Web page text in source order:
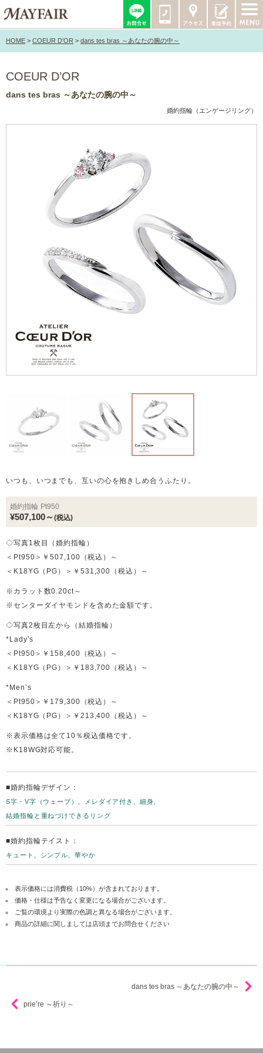
HOME > COEUR D’OR > dans tes bras ～あなたの腕の中～
COEUR D’OR
dans tes bras ～あなたの腕の中～
婚約指輪（エンゲージリング）
いつも、いつまでも、互いの心を抱きしめ合うふたり。
婚約指輪 Pt950
¥507,100～(税込)
◇写真1枚目（婚約指輪）
＜Pt950＞￥507,100（税込）～
＜K18YG（PG）＞￥531,300（税込）～
※カラット数0.20ct～
※センターダイヤモンドを含めた金額です。
◇写真2枚目左から（結婚指輪）
*Lady’s
＜Pt950＞￥158,400（税込）～
＜K18YG（PG）＞￥183,700（税込）～
*Men’s
＜Pt950＞￥179,300（税込）～
＜K18YG（PG）＞￥213,400（税込）～
※表示価格は全て10％税込価格です。
※K18WG対応可能。
■婚約指輪デザイン：
S字・V字（ウェーブ） メレダイア付き
細身
結婚指輪と重ねづけできるリング
■婚約指輪テイスト：
キュート シンプル 華やか
表示価格には消費税（10%）が含まれております。
価格・仕様は予告なく変更になる場合がございます。
ご覧の環境より実際の色調と異なる場合がございます。
商品の詳細に関しましては店頭までお問合せください
dans tes bras ～あなたの腕の中～
prie’re ～祈り～